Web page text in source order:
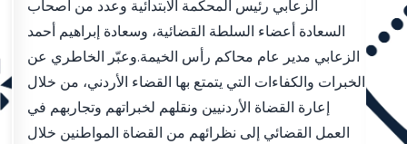
الزعابي رئيس المحكمة الابتدائية وعدد من أصحاب
السعادة أعضاء السلطة القضائية، وسعادة إبراهيم أحمد
الزعابي مدير عام محاكم رأس الخيمة.وعبّر الخاطري عن
الخبرات والكفاءات التي يتمتع بها القضاء الأردني، من خلال
إعارة القضاة الأردنيين ونقلهم لخبراتهم وتجاربهم في
العمل القضائي إلى نظرائهم من القضاة المواطنين خلال